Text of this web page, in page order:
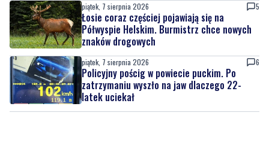
piątek, 7 sierpnia 2026 5
Łosie coraz częściej pojawiają się na
Półwyspie Helskim. Burmistrz chce nowych
znaków drogowych
piątek, 7 sierpnia 2026 6
Policyjny pościg w powiecie puckim. Po
zatrzymaniu wyszło na jaw dlaczego 22-
latek uciekał